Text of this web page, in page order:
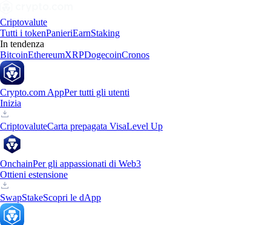
Criptovalute
Tutti i tokenPanieriEarnStaking
In tendenza
BitcoinEthereumXRPDogecoinCronos
Crypto.com AppPer tutti gli utenti
Inizia
CriptovaluteCarta prepagata VisaLevel Up
OnchainPer gli appassionati di Web3
Ottieni estensione
SwapStakeScopri le dApp